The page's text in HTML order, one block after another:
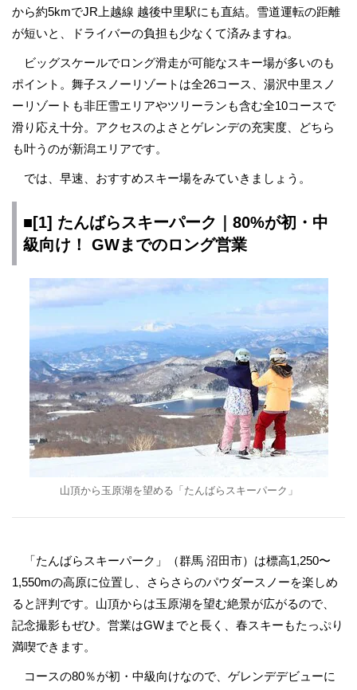
から約5kmでJR上越線 越後中里駅にも直結。雪道運転の距離
が短いと、ドライバーの負担も少なくて済みますね。
ビッグスケールでロング滑走が可能なスキー場が多いのも
ポイント。舞子スノーリゾートは全26コース、湯沢中里スノ
ーリゾートも非圧雪エリアやツリーランも含む全10コースで
滑り応え十分。アクセスのよさとゲレンデの充実度、どちら
も叶うのが新潟エリアです。
では、早速、おすすめスキー場をみていきましょう。
■[1] たんばらスキーパーク｜80%が初・中
級向け！ GWまでのロング営業
山頂から玉原湖を望める「たんばらスキーパーク」
「たんばらスキーパーク」（群馬 沼田市）は標高1,250〜
1,550mの高原に位置し、さらさらのパウダースノーを楽しめ
ると評判です。山頂からは玉原湖を望む絶景が広がるので、
記念撮影もぜひ。営業はGWまでと長く、春スキーもたっぷり
満喫できます。
コースの80％が初・中級向けなので、ゲレンデデビューに